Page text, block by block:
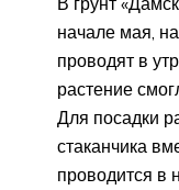
начале мая,
проводят в
растение
Для посадки
стаканчика
проводится в